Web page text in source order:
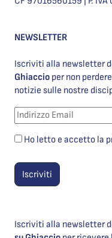
NEWSLETTER
Iscriviti alla newsletter
Ghiaccio per non
notizie sulle nostre
Ho letto e accetto la
Iscriviti alla newsletter